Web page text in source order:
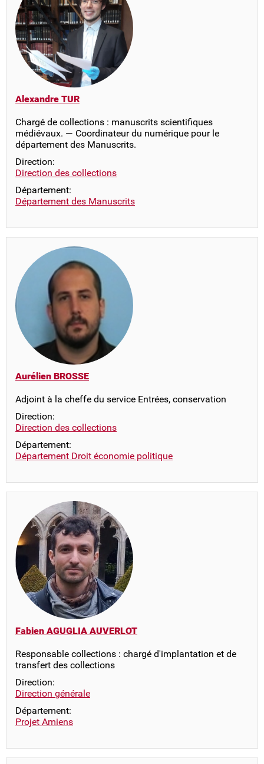
Alexandre TUR
Chargé de collections : manuscrits scientifiques
médiévaux. — Coordinateur du numérique pour le
département des Manuscrits.
Direction:
Direction des collections
Département:
Département des Manuscrits
Aurélien BROSSE
Adjoint à la cheffe du service Entrées, conservation
Direction:
Direction des collections
Département:
Département Droit économie politique
Fabien AGUGLIA AUVERLOT
Responsable collections : chargé d'implantation et de
transfert des collections
Direction:
Direction générale
Département:
Projet Amiens